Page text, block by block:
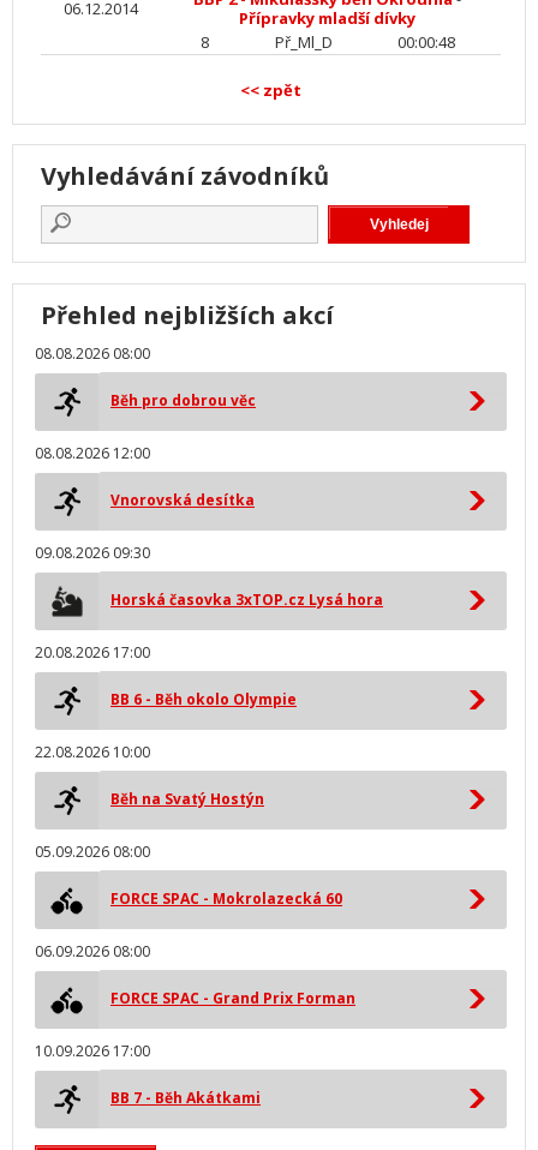
06.12.2014
Přípravky mladší dívky
8
Př_Ml_D 00:00:48
<< zpět
Vyhledávání závodníků
Přehled nejbližších akcí
08.08.2026 08:00
Běh pro dobrou věc
08.08.2026 12:00
Vnorovská desítka
09.08.2026 09:30
Horská časovka 3xTOP.cz Lysá hora
20.08.2026 17:00
BB 6 - Běh okolo Olympie
22.08.2026 10:00
Běh na Svatý Hostýn
05.09.2026 08:00
FORCE SPAC - Mokrolazecká 60
06.09.2026 08:00
FORCE SPAC - Grand Prix Forman
10.09.2026 17:00
BB 7 - Běh Akátkami